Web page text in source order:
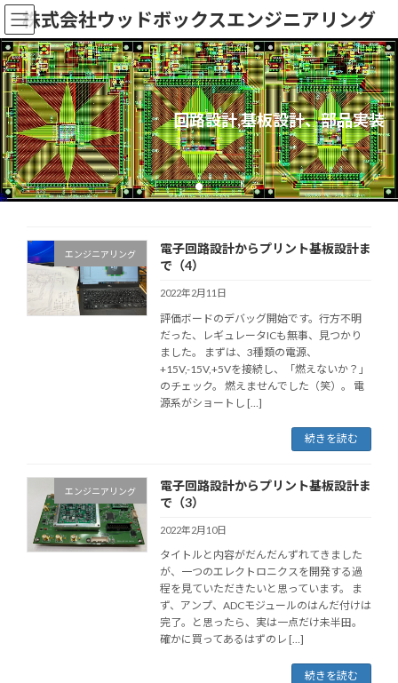
コ
ン
テ
ン
ツ
へ
ス
キ
ッ
プ
ナ
ビ
ゲ
ー
シ
ョ
ン
に
移
動
株式会社ウッドボックスエンジニアリング
回路設計,基板設計、部品実装
エンジニアリング
電子回路設計からプリント基板設計ま
で（4）
2022年2月11日
評価ボードのデバッグ開始です。行方不明
だった、レギュレータICも無事、見つかり
ました。 まずは、3種類の電源、
+15V,-15V,+5Vを接続し、「燃えないか？」
のチェック。 燃えませんでした（笑）。 電
源系がショートし […]
続きを読む
エンジニアリング
電子回路設計からプリント基板設計ま
で（3）
2022年2月10日
タイトルと内容がだんだんずれてきました
が、一つのエレクトロニクスを開発する過
程を見ていただきたいと思っています。 ま
ず、アンプ、ADCモジュールのはんだ付けは
完了。と思ったら、実は一点だけ未半田。
確かに買ってあるはずのレ […]
続きを読む